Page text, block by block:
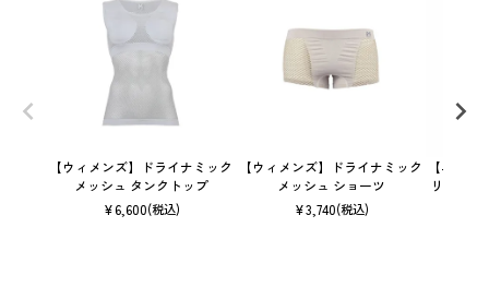
【ウィメンズ】ドライナミック
メッシュ タンクトップ
¥6,600(税込)
【ウィメンズ】ドライナミック
メッシュ ショーツ
¥3,740(税込)
【ユニ
リック